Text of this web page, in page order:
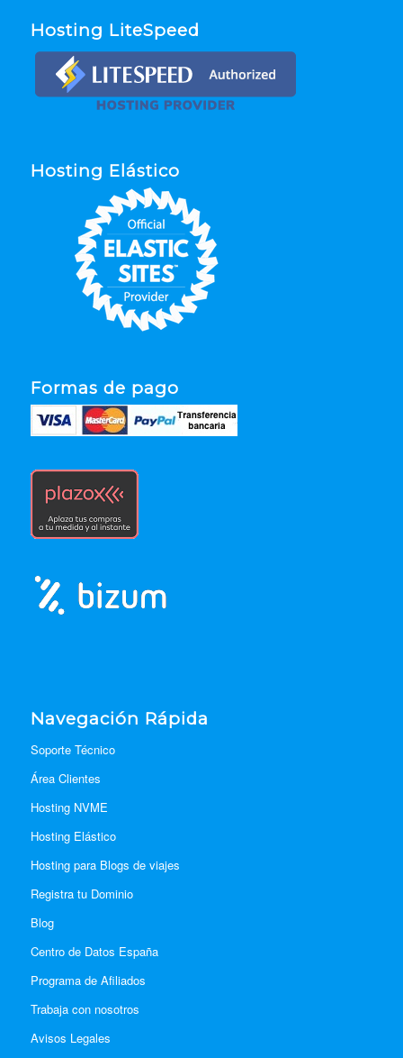
Hosting LiteSpeed
Hosting Elástico
Formas de pago
Navegación Rápida
Soporte Técnico
Área Clientes
Hosting NVME
Hosting Elástico
Hosting para Blogs de viajes
Registra tu Dominio
Blog
Centro de Datos España
Programa de Afiliados
Trabaja con nosotros
Avisos Legales